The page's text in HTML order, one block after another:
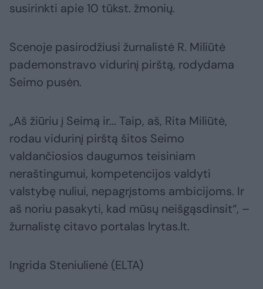
susirinkti apie 10 tūkst. žmonių.
Scenoje pasirodžiusi žurnalistė R. Miliūtė
pademonstravo vidurinį pirštą, rodydama
Seimo pusėn.
„Aš žiūriu į Seimą ir... Taip, aš, Rita Miliūtė,
rodau vidurinį pirštą šitos Seimo
valdančiosios daugumos teisiniam
neraštingumui, kompetencijos valdyti
valstybę nuliui, nepagrįstoms ambicijoms. Ir
aš noriu pasakyti, kad mūsų neišgąsdinsit“, –
žurnalistę citavo portalas lrytas.lt.
Ingrida Steniulienė (ELTA)